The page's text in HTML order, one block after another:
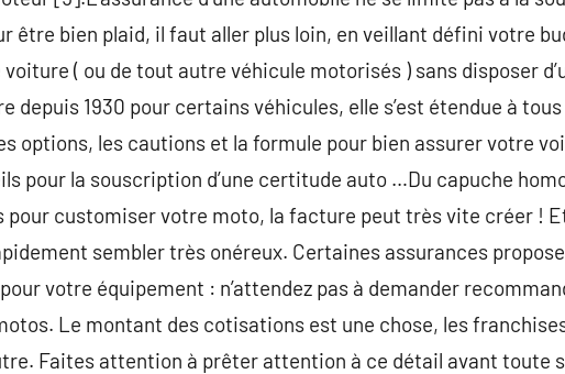
être bien plaid, il faut aller plus loin, en veillant défini votre
voiture ( ou de tout autre véhicule motorisés ) sans disposer
depuis 1930 pour certains véhicules, elle s’est étendue à
options, les cautions et la formule pour bien assurer votre
pour la souscription d’une certitude auto …Du capuche
customiser votre moto, la facture peut très vite créer !
sembler très onéreux. Certaines assurances
votre équipement : n’attendez pas à demander
Le montant des cotisations est une chose, les
Faites attention à prêter attention à ce détail avant toute